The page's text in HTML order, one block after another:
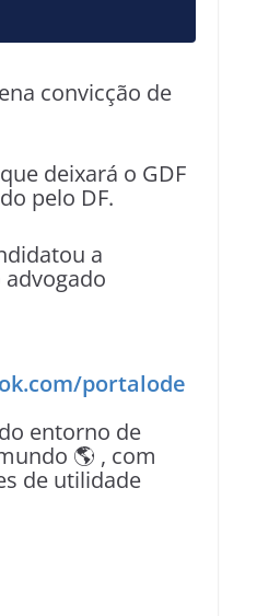
convicção de
deixará o GDF
pelo DF.
a
advogado
portalode
entorno de
🌎 , com
de utilidade